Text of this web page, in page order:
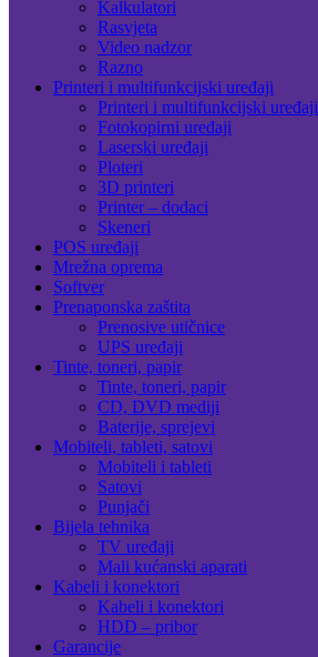
Kalkulatori
Rasvjeta
Video nadzor
Razno
Printeri i multifunkcijski uređaji
Printeri i multifunkcijski uređaji
Fotokopirni uređaji
Laserski uređaji
Ploteri
3D printeri
Printer – dodaci
Skeneri
POS uređaji
Mrežna oprema
Softver
Prenaponska zaštita
Prenosive utičnice
UPS uređaji
Tinte, toneri, papir
Tinte, toneri, papir
CD, DVD mediji
Baterije, sprejevi
Mobiteli, tableti, satovi
Mobiteli i tableti
Satovi
Punjači
Bijela tehnika
TV uređaji
Mali kućanski aparati
Kabeli i konektori
Kabeli i konektori
HDD – pribor
Garancije